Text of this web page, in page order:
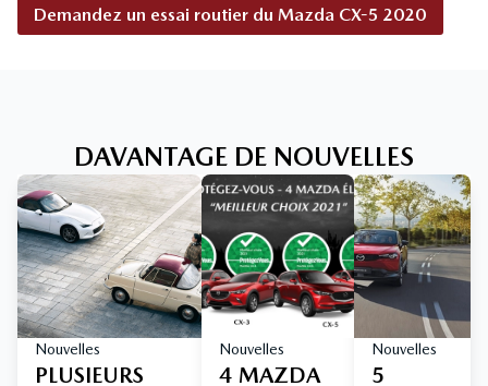
Demandez un essai routier du Mazda CX-5 2020
DAVANTAGE DE NOUVELLES
Nouvelles
PLUSIEURS
Nouvelles
4 MAZDA
Nouvelles
5